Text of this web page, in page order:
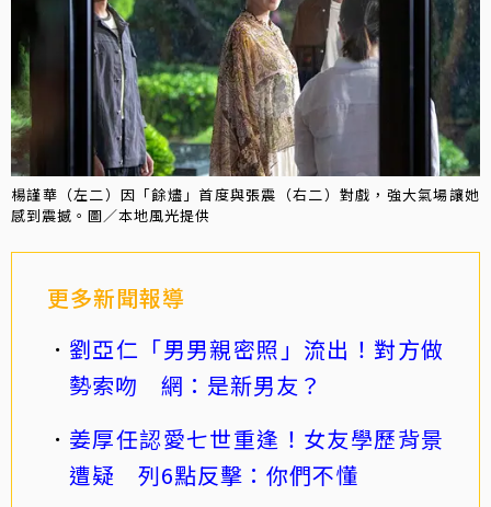
楊謹華（左二）因「餘燼」首度與張震（右二）對戲，強大氣場讓她
感到震撼。圖／本地風光提供
更多新聞報導
劉亞仁「男男親密照」流出！對方做
勢索吻 網：是新男友？
姜厚任認愛七世重逢！女友學歷背景
遭疑 列6點反擊：你們不懂